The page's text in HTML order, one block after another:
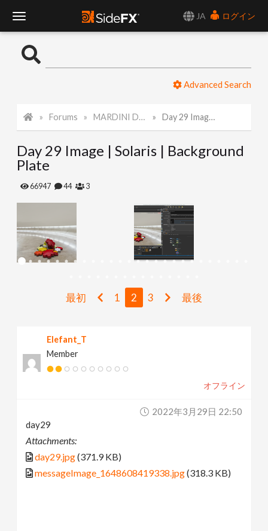
JA
ログイン
o
l
e
a
Advanced Search
Forums MARDINI Daily Art Challenge 2022 Day 29 Image | Solaris | Background Plate
Day 29 Image | Solaris | Background
Plate
66947 44 3
最初 1 2 3 最後
Elefant_T
Member
オフライン
2022年3月29日 22:50
day29
Attachments:
day29.jpg(371.9 KB)
messageImage_1648608419338.jpg(318.3 KB)